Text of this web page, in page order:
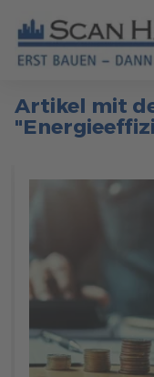
HÄUSER
RUND UMS BAUEN
ÜBER UNS
KONTAKT
Artikel mit